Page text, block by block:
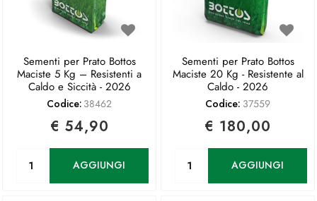
Sementi per Prato Bottos
Maciste 5 Kg – Resistenti a
Caldo e Siccità - 2026
Codice: 38462
€ 54,90
AGGIUNGI
Sementi per Prato Bottos
Maciste 20 Kg - Resistente al
Caldo - 2026
Codice: 37559
€ 180,00
AGGIUNGI